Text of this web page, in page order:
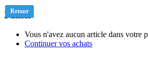
Panier
Vous n'avez aucun article dans votre
Continuer vos achats
Retour